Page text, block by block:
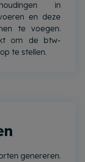
in
en deze
te voegen.
om de btw-
te stellen.
genereren.